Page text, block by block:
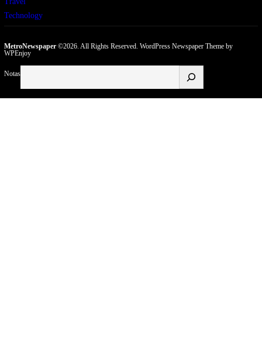
Technology
MetroNewspaper©2026. All Rights Reserved. WordPress Newspaper Themeby
WPEnjoy
Notas